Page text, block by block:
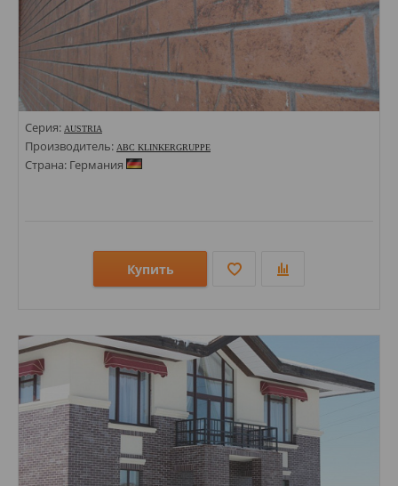
Серия: AUSTRIA
Производитель: ABC KLINKERGRUPPE
Страна: Германия
Купить
Стили: Под кирпич;
Цвета: